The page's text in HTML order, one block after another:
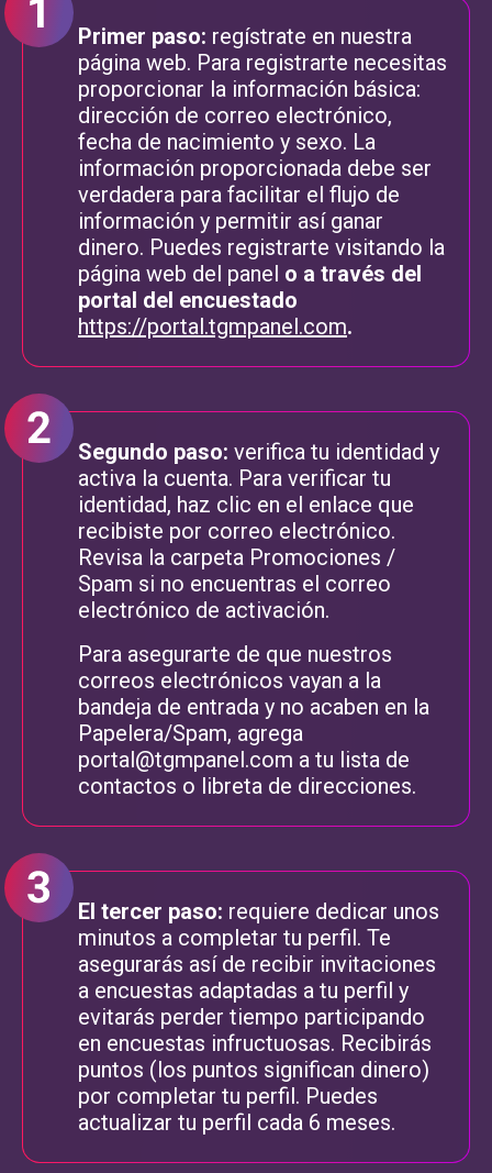
Primer paso: regístrate en nuestra
página web. Para registrarte necesitas
proporcionar la información básica:
dirección de correo electrónico,
fecha de nacimiento y sexo. La
información proporcionada debe ser
verdadera para facilitar el flujo de
información y permitir así ganar
dinero. Puedes registrarte visitando la
página web del panel o a través del
portal del encuestado
https://portal.tgmpanel.com.
Segundo paso: verifica tu identidad y
activa la cuenta. Para verificar tu
identidad, haz clic en el enlace que
recibiste por correo electrónico.
Revisa la carpeta Promociones /
Spam si no encuentras el correo
electrónico de activación.
Para asegurarte de que nuestros
correos electrónicos vayan a la
bandeja de entrada y no acaben en la
Papelera/Spam, agrega
portal@tgmpanel.com a tu lista de
contactos o libreta de direcciones.
El tercer paso: requiere dedicar unos
minutos a completar tu perfil. Te
asegurarás así de recibir invitaciones
a encuestas adaptadas a tu perfil y
evitarás perder tiempo participando
en encuestas infructuosas. Recibirás
puntos (los puntos significan dinero)
por completar tu perfil. Puedes
actualizar tu perfil cada 6 meses.